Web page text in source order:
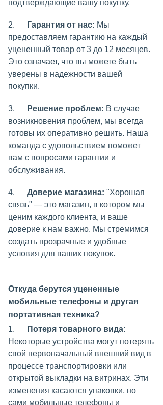
подтверждающие вашу покупку.
2. Гарантия от нас: Мы
предоставляем гарантию на каждый
уцененный товар от 3 до 12 месяцев.
Это означает, что вы можете быть
уверены в надежности вашей
покупки.
3. Решение проблем: В случае
возникновения проблем, мы всегда
готовы их оперативно решить. Наша
команда с удовольствием поможет
вам с вопросами гарантии и
обслуживания.
4. Доверие магазина: "Хорошая
связь" — это магазин, в котором мы
ценим каждого клиента, и ваше
доверие к нам важно. Мы стремимся
создать прозрачные и удобные
условия для ваших покупок.
Откуда берутся уцененные
мобильные телефоны и другая
портативная техника?
1.
Потеря товарного вида:
Некоторые устройства могут потерять
свой первоначальный внешний вид в
процессе транспортировки или
открытой выкладки на витринах. Эти
изменения касаются упаковки, но
сами мобильные телефоны и